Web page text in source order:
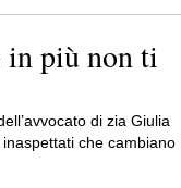
in più non ti
di zia Giulia
che cambiano